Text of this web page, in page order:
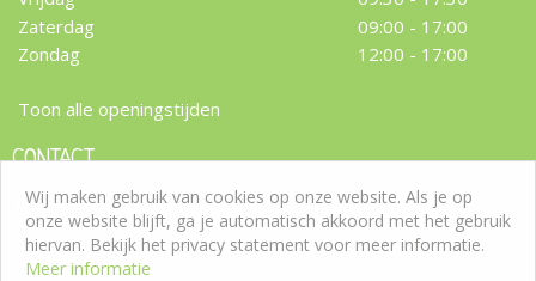
Zaterdag
09:00 - 17:00
Zondag
12:00 - 17:00
Toon alle openingstijden
CONTACT
Tuincentrum Roden
Westeresch 7
9301 ZW Roden
Wij maken gebruik van cookies op onze website. Als je op
onze website blijft, ga je automatisch akkoord met het gebruik
hiervan. Bekijk het privacy statement voor meer informatie.
Meer informatie